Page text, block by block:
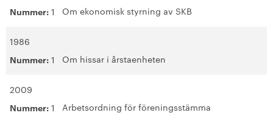
SKBs historia
Den kooperativa koden
Hållbarhet enligt SKB
Nummer: 1 Om ekonomisk styrning av SKB
1986
Nummer: 1 Om hissar i årstaenheten
2009
Nummer: 1 Arbetsordning för föreningsstämma